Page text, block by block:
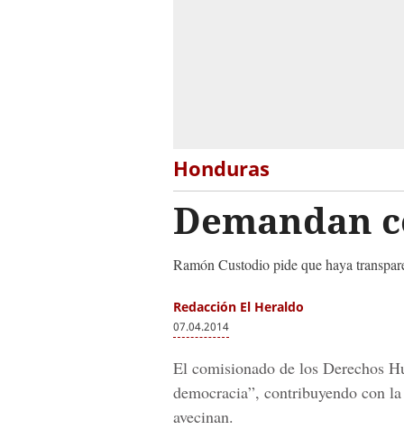
Honduras
Demandan
Ramón Custodio pide que haya
Redacción El Heraldo
07.04.2014
El comisionado de los Derechos
democracia”, contribuyendo con
avecinan.